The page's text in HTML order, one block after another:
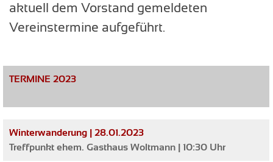
aktuell dem Vorstand gemeldeten
Vereinstermine aufgeführt.
TERMINE 2023
Winterwanderung | 28.01.2023
Treffpunkt ehem. Gasthaus Woltmann | 10:30 Uhr